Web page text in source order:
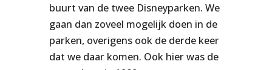
buurt van de twee Disneyparken. We
gaan dan zoveel mogelijk doen in de
parken, overigens ook de derde keer
dat we daar komen. Ook hier was de